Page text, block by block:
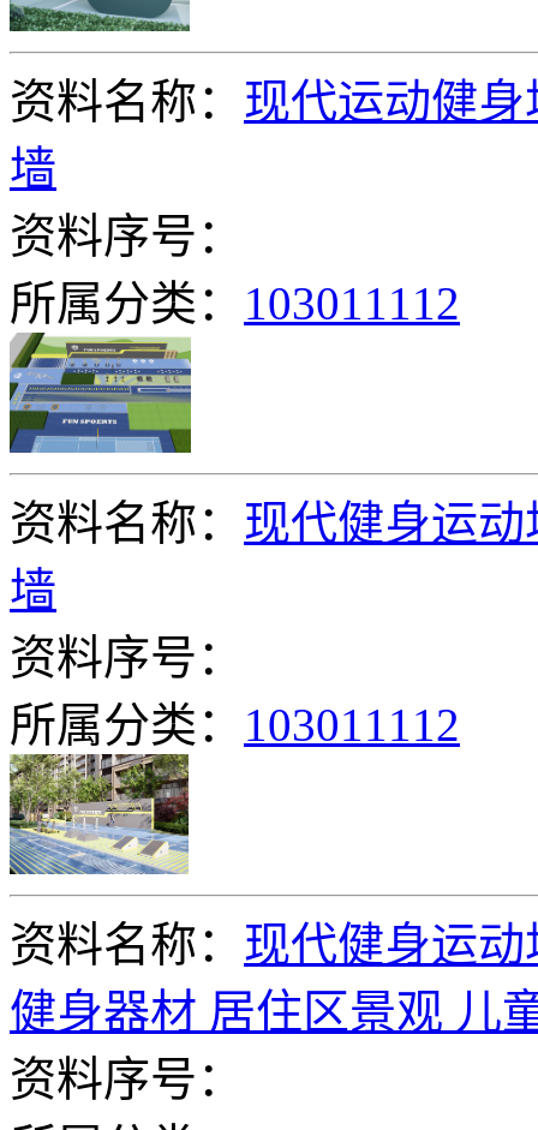
资料名称： 现代运动健
墙
资料序号：
所属分类： 103011112
资料名称： 现代健身运
墙
资料序号：
所属分类： 103011112
资料名称： 现代健身运
健身器材 居住区景观 儿
资料序号：